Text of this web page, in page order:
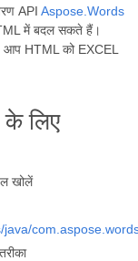
API Aspose.Words
में बदल सकते हैं।
आप HTML को EXCEL
लिए
खोलें